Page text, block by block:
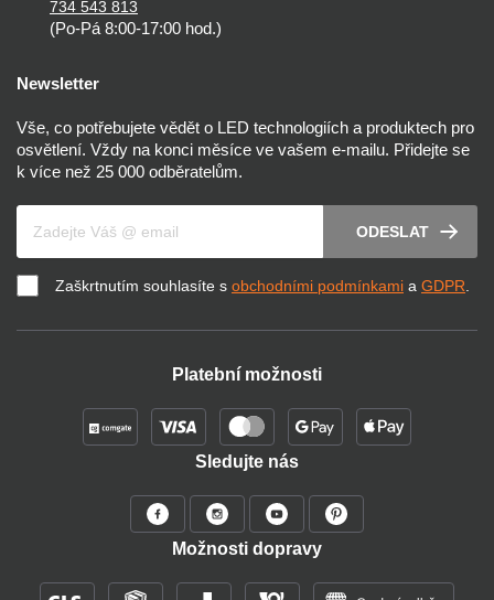
734 543 813
(Po-Pá 8:00-17:00 hod.)
Newsletter
Vše, co potřebujete vědět o LED technologiích a produktech pro
osvětlení. Vždy na konci měsíce ve vašem e-mailu. Přidejte se
k více než 25 000 odběratelům.
ODESLAT
Zaškrtnutím souhlasíte s obchodními podmínkami a GDPR.
Platební možnosti
Sledujte nás
Možnosti dopravy